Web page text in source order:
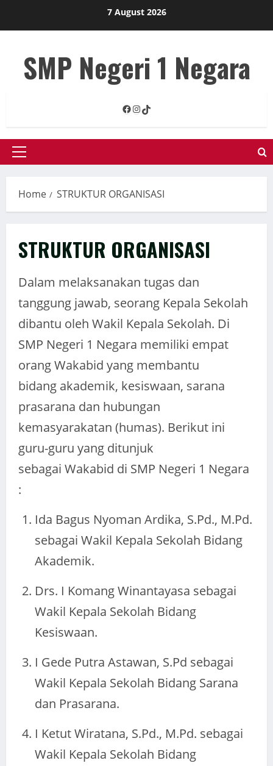
7 August 2026
SMP Negeri 1 Negara
Facebook
Instagram
TikTok
Primary
Home STRUKTUR ORGANISASI
STRUKTUR ORGANISASI
Dalam melaksanakan tugas dan
tanggung jawab, seorang Kepala Sekolah
dibantu oleh Wakil Kepala Sekolah. Di
SMP Negeri 1 Negara memiliki empat
orang Wakabid yang membantu
bidang akademik, kesiswaan, sarana
prasarana dan hubungan
kemasyarakatan (humas). Berikut ini
guru-guru yang ditunjuk
sebagai Wakabid di SMP Negeri 1 Negara
:
Ida Bagus Nyoman Ardika, S.Pd., M.Pd.
sebagai Wakil Kepala Sekolah Bidang
Akademik.
Drs. I Komang Winantayasa sebagai
Wakil Kepala Sekolah Bidang
Kesiswaan.
I Gede Putra Astawan, S.Pd sebagai
Wakil Kepala Sekolah Bidang Sarana
dan Prasarana.
I Ketut Wiratana, S.Pd., M.Pd. sebagai
Wakil Kepala Sekolah Bidang